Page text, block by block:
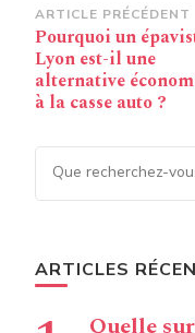
Navigation
d’article
ARTICLE PRÉCÉDENT
Pourquoi un
Lyon est-il une
alternative
à la casse auto ?
Vous recherchiez
chose ?
ARTICLES